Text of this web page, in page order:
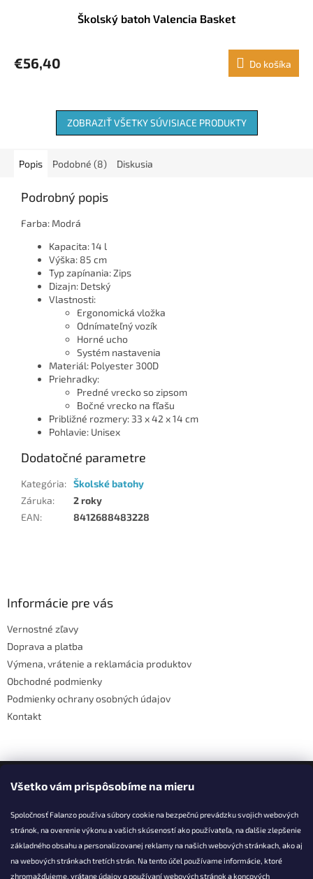
Všetko vám prispôsobíme na mieru
Spoločnosť Falanzo používa súbory cookie na bezpečnú prevádzku svojich webových
stránok, na overenie výkonu a vašich skúseností ako používateľa, na ďalšie zlepšenie
základného obsahu a personalizovanej reklamy na našich webových stránkach, ako aj
na webových stránkach tretích strán. Na tento účel používame informácie, ktoré
zhromažďujeme, vrátane údajov o používaní webových stránok a koncových
Školský batoh Valencia Basket
€56,40 Do košíka
ZOBRAZIŤ VŠETKY SÚVISIACE PRODUKTY
Popis Podobné (8) Diskusia
Podrobný popis
Farba: Modrá
Kapacita: 14 l
Výška: 85 cm
Typ zapínania: Zips
Dizajn: Detský
Vlastnosti:
Ergonomická vložka
Odnímateľný vozík
Horné ucho
Systém nastavenia
Materiál: Polyester 300D
Priehradky:
Predné vrecko so zipsom
Bočné vrecko na fľašu
Približné rozmery: 33 x 42 x 14 cm
Pohlavie: Unisex
Dodatočné parametre
Kategória: Školské batohy
Záruka:
2 roky
EAN: 8412688483228
Informácie pre vás
Vernostné zľavy
Doprava a platba
Výmena, vrátenie a reklamácia produktov
Obchodné podmienky
Podmienky ochrany osobných údajov
Kontakt
Facebook
KONTAKT